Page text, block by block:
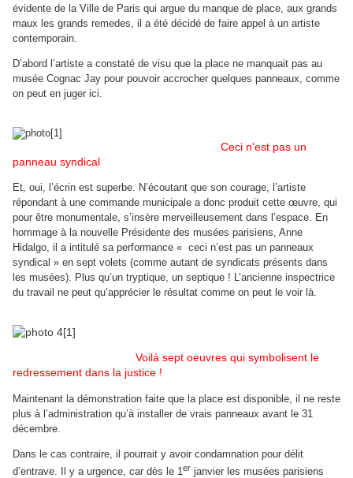
évidente de la Ville de Paris qui argue du manque de place, aux grands
maux les grands remedes, il a été décidé de faire appel à un artiste
contemporain.
D’abord l’artiste a constaté de visu que la place ne manquait pas au
musée Cognac Jay pour pouvoir accrocher quelques panneaux, comme
on peut en juger ici.
Ceci n'est pas un
panneau syndical
Et, oui, l’écrin est superbe. N’écoutant que son courage, l’artiste
répondant à une commande municipale a donc produit cette œuvre, qui
pour être monumentale, s’insère merveilleusement dans l’espace. En
hommage à la nouvelle Présidente des musées parisiens, Anne
Hidalgo, il a intitulé sa performance « ceci n’est pas un panneaux
syndical » en sept volets (comme autant de syndicats présents dans
les musées). Plus qu’un tryptique, un septique ! L’ancienne inspectrice
du travail ne peut qu’apprécier le résultat comme on peut le voir là.
Voilà sept oeuvres qui symbolisent le
redressement dans la justice !
Maintenant la démonstration faite que la place est disponible, il ne reste
plus à l’administration qu’à installer de vrais panneaux avant le 31
décembre.
Dans le cas contraire, il pourrait y avoir condamnation pour délit
d’entrave. Il y a urgence, car dès le 1er janvier les musées parisiens